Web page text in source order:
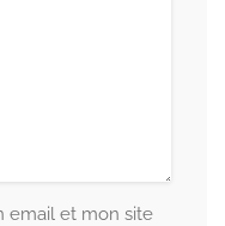
email et mon site